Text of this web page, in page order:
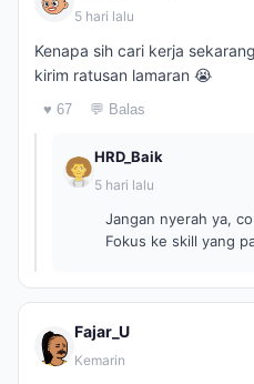
5 hari lalu
Kenapa sih cari kerja
kirim ratusan lamaran 😭
♥ 67 💬 Balas
HRD_Baik
5 hari lalu
Jangan nyerah ya,
Fokus ke skill yang
Fajar_U
Kemarin